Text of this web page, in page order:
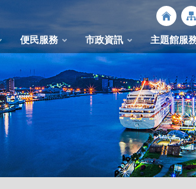
便民服務 市政資訊 主題館服